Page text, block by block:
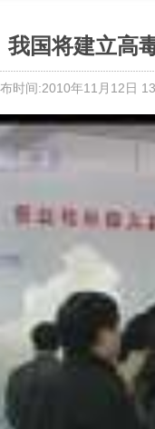
我国将建立高
时间:2010年11月12日